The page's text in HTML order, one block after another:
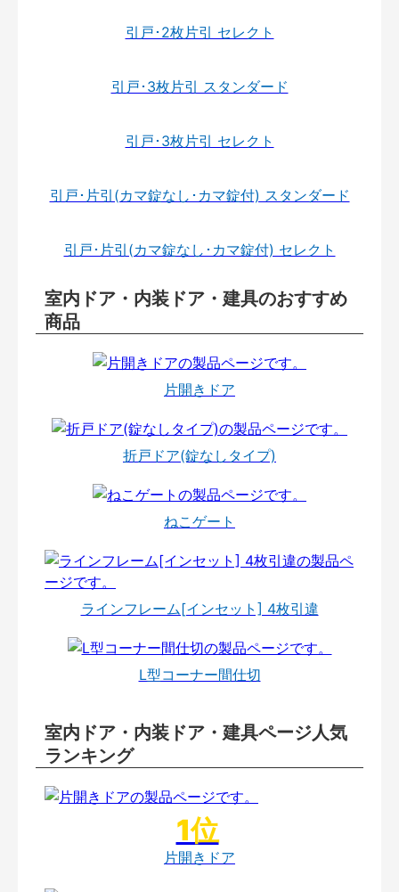
引戸･2枚片引 セレクト
引戸･3枚片引 スタンダード
引戸･3枚片引 セレクト
引戸･片引(カマ錠なし･カマ錠付) スタンダード
引戸･片引(カマ錠なし･カマ錠付) セレクト
室内ドア・内装ドア・建具のおすすめ
商品
片開きドア
折戸ドア(錠なしタイプ)
ねこゲート
ラインフレーム[インセット] 4枚引違
L型コーナー間仕切
室内ドア・内装ドア・建具ページ人気
ランキング
片開きドア